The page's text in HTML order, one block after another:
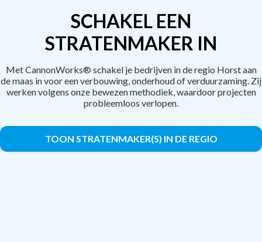
SCHAKEL EEN
STRATENMAKER IN
Met CannonWorks® schakel je bedrijven in de regio Horst aan
de maas in voor een verbouwing, onderhoud of verduurzaming. Zij
werken volgens onze bewezen methodiek, waardoor projecten
probleemloos verlopen.
TOON STRATENMAKER(S) IN DE REGIO